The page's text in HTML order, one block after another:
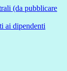
(da pubblicare
ai dipendenti